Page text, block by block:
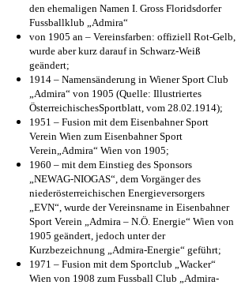
den ehemaligen Namen I. Gross Floridsdorfer
Fussballklub „Admira“
von 1905 an – Vereinsfarben: offiziell Rot-Gelb,
wurde aber kurz darauf in Schwarz-Weiß
geändert;
1914 – Namensänderung in Wiener Sport Club
„Admira“ von 1905 (Quelle: Illustriertes
ÖsterreichischesSportblatt, vom 28.02.1914);
1951 – Fusion mit dem Eisenbahner Sport
Verein Wien zum Eisenbahner Sport
Verein„Admira“ Wien von 1905;
1960 – mit dem Einstieg des Sponsors
„NEWAG-NIOGAS“, dem Vorgänger des
niederösterreichischen Energieversorgers
„EVN“, wurde der Vereinsname in Eisenbahner
Sport Verein „Admira – N.Ö. Energie“ Wien von
1905 geändert, jedoch unter der
Kurzbezeichnung „Admira-Energie“ geführt;
1971 – Fusion mit dem Sportclub „Wacker“
Wien von 1908 zum Fussball Club „Admira-